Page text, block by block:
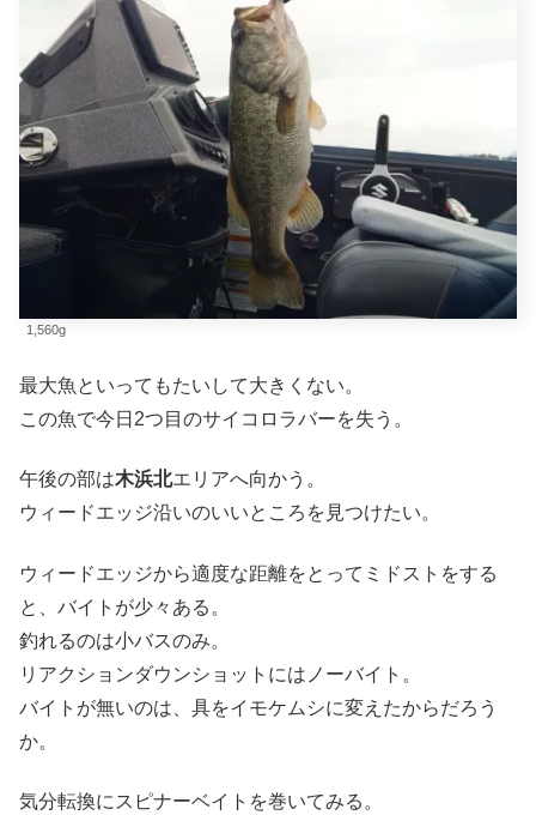
1,560g
最大魚といってもたいして大きくない。
この魚で今日2つ目のサイコロラバーを失う。
午後の部は木浜北エリアへ向かう。
ウィードエッジ沿いのいいところを見つけたい。
ウィードエッジから適度な距離をとってミドストをする
と、バイトが少々ある。
釣れるのは小バスのみ。
リアクションダウンショットにはノーバイト。
バイトが無いのは、具をイモケムシに変えたからだろう
か。
気分転換にスピナーベイトを巻いてみる。